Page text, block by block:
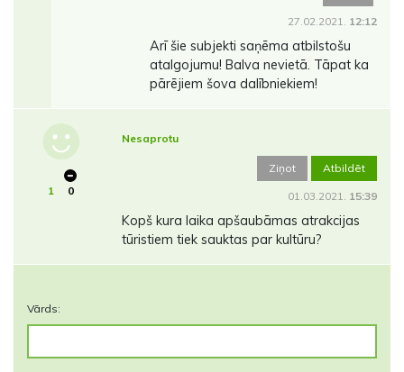
27.02.2021. 12:12
Arī šie subjekti saņēma atbilstošu
atalgojumu! Balva nevietā. Tāpat ka
pārējiem šova dalībniekiem!
1 0
Nesaprotu
Ziņot Atbildēt
01.03.2021. 15:39
Kopš kura laika apšaubāmas atrakcijas
tūristiem tiek sauktas par kultūru?
Vārds: